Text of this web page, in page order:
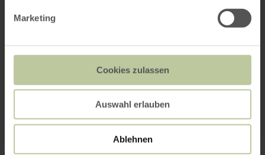
Marketing
Cookies zulassen
Auswahl erlauben
Ablehnen